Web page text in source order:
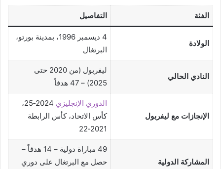
الفئة التفاصيل
الولادة
4 ديسمبر 1996، بمدينة بورتو،
البرتغال
النادي الحالي
ليفربول (من 2020 حتى
2025) – 47 هدفاً
الإنجازات مع ليفربول
الدوري الإنجليزي
2024‑25،
كأس الاتحاد، كأس الرابطة
2021‑22
المشاركة الدولية
49 مباراة دولية – 14 هدفاً –
حصل مع البرتغال على دوري